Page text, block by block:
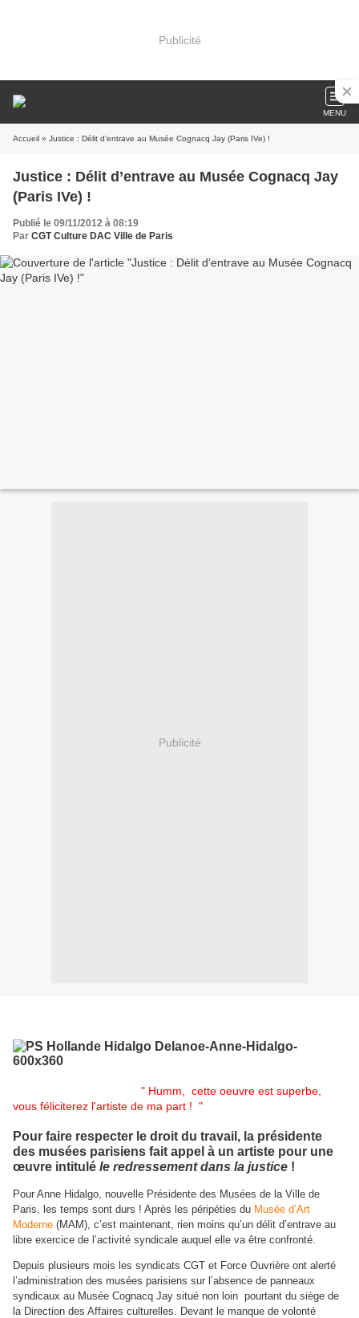
Publicité
MENU
Accueil » Justice : Délit d’entrave au Musée Cognacq Jay (Paris IVe) !
Justice : Délit d’entrave au Musée Cognacq Jay
(Paris IVe) !
Publié le 09/11/2012 à 08:19
Par CGT Culture DAC Ville de Paris
Publicité
" Humm, cette oeuvre est superbe,
vous féliciterez l'artiste de ma part ! "
Pour faire respecter le droit du travail, la présidente
des musées parisiens fait appel à un artiste pour une
œuvre intitulé le redressement dans la justice !
Pour Anne Hidalgo, nouvelle Présidente des Musées de la Ville de
Paris, les temps sont durs ! Après les péripéties du Musée d’Art
Moderne (MAM), c’est maintenant, rien moins qu’un délit d’entrave au
libre exercice de l’activité syndicale auquel elle va être confronté.
Depuis plusieurs mois les syndicats CGT et Force Ouvrière ont alerté
l’administration des musées parisiens sur l’absence de panneaux
syndicaux au Musée Cognacq Jay situé non loin pourtant du siège de
la Direction des Affaires culturelles. Devant le manque de volonté